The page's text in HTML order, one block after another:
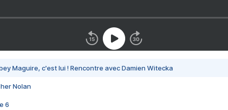
Maguire, c'est lui ! Rencontre avec Damien Witecka
Nolan
6